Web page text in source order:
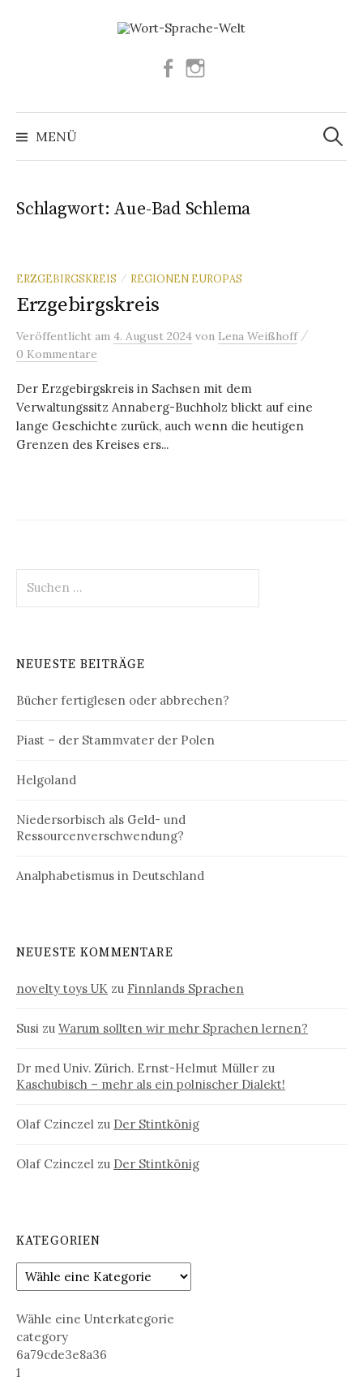
Facebook
MENÜ
Suchen
nach:
Schlagwort: Aue-Bad Schlema
ERZGEBIRGSKREIS / REGIONEN EUROPAS
Erzgebirgskreis
Veröffentlicht am 4. August 2024 von Lena Weißhoff /
0 Kommentare
Der Erzgebirgskreis in Sachsen mit dem
Verwaltungssitz Annaberg-Buchholz blickt auf eine
lange Geschichte zurück, auch wenn die heutigen
Grenzen des Kreises ers...
nach:
NEUESTE BEITRÄGE
Bücher fertiglesen oder abbrechen?
Piast – der Stammvater der Polen
Helgoland
Niedersorbisch als Geld- und
Ressourcenverschwendung?
Analphabetismus in Deutschland
NEUESTE KOMMENTARE
novelty toys UK zu Finnlands Sprachen
Susi zu Warum sollten wir mehr Sprachen lernen?
Dr med Univ. Zürich. Ernst-Helmut Müller zu
Kaschubisch – mehr als ein polnischer Dialekt!
Olaf Czinczel zu Der Stintkönig
Olaf Czinczel zu Der Stintkönig
KATEGORIEN
Wähle eine Unterkategorie
category
6a79cde3e8a36
1